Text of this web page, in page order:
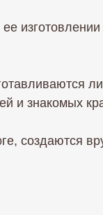
и знакомых
создаются